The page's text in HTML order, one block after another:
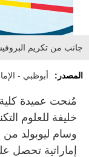
جانب من تكريم
المصدر: أبوظبي -
مُنحت عميدة
خليفة للعلوم
وسام ليوبولد
إماراتية تحصل